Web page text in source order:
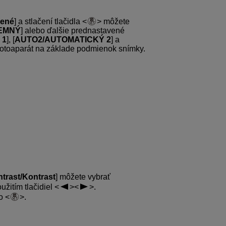
] a stlačení tlačidla
môžete
] alebo ďalšie prednastavené
1], [AUTO2/AUTOMATICKÝ 2] a
na základe podmienok snímky.
Kontrast] môžete vybrať
tlačidiel
.
.